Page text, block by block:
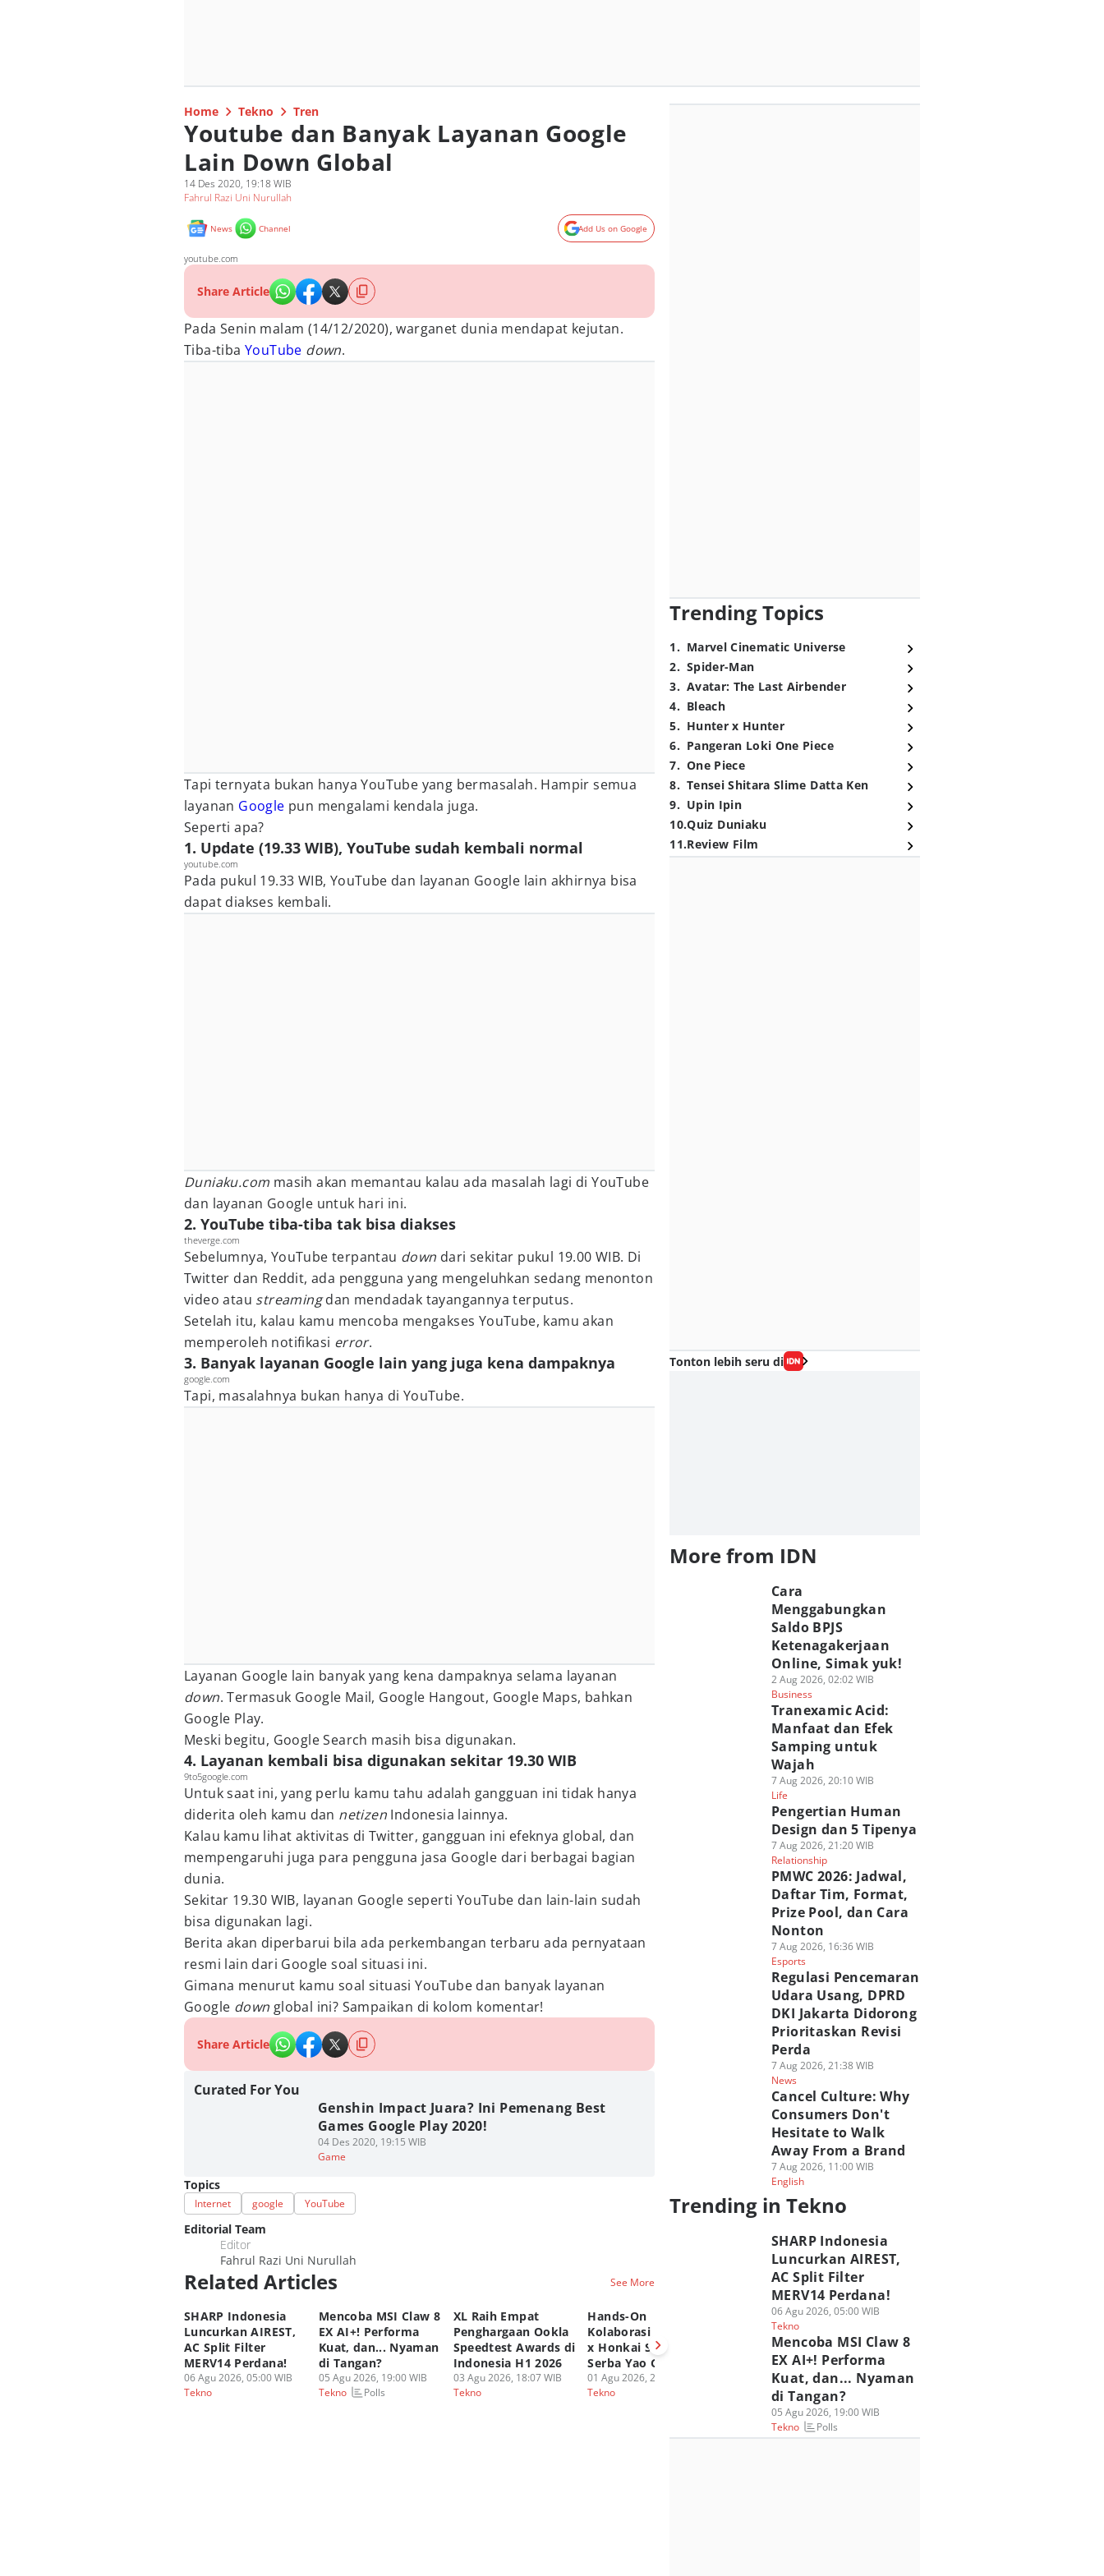
Home Tekno Tren
Youtube dan Banyak Layanan Google
Lain Down Global
14 Des 2020, 19:18 WIB
Fahrul Razi Uni Nurullah
News Channel Add Us on Google
youtube.com
Share Article
Pada Senin malam (14/12/2020), warganet dunia mendapat kejutan.
Tiba-tibaYouTube down.
Tapi ternyata bukan hanya YouTube yang bermasalah. Hampir semua
layanan Google pun mengalami kendala juga.
Seperti apa?
1. Update (19.33 WIB), YouTube sudah kembali normal
youtube.com
Pada pukul 19.33 WIB, YouTube dan layanan Google lain akhirnya bisa
dapat diakses kembali.
Duniaku.com masih akan memantau kalau ada masalah lagi di YouTube
dan layanan Google untuk hari ini.
2. YouTube tiba-tiba tak bisa diakses
theverge.com
Sebelumnya, YouTube terpantau down dari sekitar pukul 19.00 WIB. Di
Twitter dan Reddit, ada pengguna yang mengeluhkan sedang menonton
video atau streamingdan mendadak tayangannya terputus.
Setelah itu, kalau kamu mencoba mengakses YouTube, kamu akan
memperoleh notifikasi error.
3. Banyak layanan Google lain yang juga kena dampaknya
google.com
Tapi, masalahnya bukan hanya di YouTube.
Layanan Google lain banyak yang kena dampaknya selama layanan
down. Termasuk Google Mail, Google Hangout, Google Maps, bahkan
Google Play.
Meski begitu, Google Search masih bisa digunakan.
4. Layanan kembali bisa digunakan sekitar 19.30 WIB
9to5google.com
Untuk saat ini, yang perlu kamu tahu adalah gangguan ini tidak hanya
diderita oleh kamu dan netizen Indonesia lainnya.
Kalau kamu lihat aktivitas di Twitter, gangguan ini efeknya global, dan
mempengaruhi juga para pengguna jasa Google dari berbagai bagian
dunia.
Sekitar 19.30 WIB, layanan Google seperti YouTube dan lain-lain sudah
bisa digunakan lagi.
Berita akan diperbarui bila ada perkembangan terbaru ada pernyataan
resmi lain dari Google soal situasi ini.
Gimana menurut kamu soal situasi YouTube dan banyak layanan
Google down global ini? Sampaikan di kolom komentar!
Share Article
Curated For You
Genshin Impact Juara? Ini Pemenang Best
Games Google Play 2020!
04 Des 2020, 19:15 WIB
Game
Topics
Internet google YouTube
Editorial Team
Editor
Fahrul Razi Uni Nurullah
Related Articles See More
SHARP Indonesia
Luncurkan AIREST,
AC Split Filter
MERV14 Perdana!
06 Agu 2026, 05:00 WIB
Tekno
Mencoba MSI Claw 8
EX AI+! Performa
Kuat, dan... Nyaman
di Tangan?
05 Agu 2026, 19:00 WIB
Tekno
Polls
XL Raih Empat
Penghargaan Ookla
Speedtest Awards di
Indonesia H1 2026
03 Agu 2026, 18:07 WIB
Tekno
Hands-On
Kolaborasi UGREEN
x Honkai Star Rail,
Serba Yao Guang!
01 Agu 2026, 20:16 WIB
Tekno
ASUS ROG Hadirkan
Pengalaman Gaming
Epik di HoYo FEST
2026 Indonesia
30 Jul 2026, 17:30 WIB
ASUS ROG Gandeng
New Day, Intip
Kolaborasinya!
30 Jul 2026, 16:30 WIB
Trending Topics
1. Marvel Cinematic Universe
2. Spider-Man
3. Avatar: The Last Airbender
4. Bleach
5. Hunter x Hunter
6. Pangeran Loki One Piece
7. One Piece
8. Tensei Shitara Slime Datta Ken
9. Upin Ipin
10.Quiz Duniaku
11.Review Film
Tonton lebih seru di
More from IDN
Cara
Menggabungkan
Saldo BPJS
Ketenagakerjaan
Online, Simak yuk!
2 Aug 2026, 02:02 WIB
Business
Tranexamic Acid:
Manfaat dan Efek
Samping untuk
Wajah
7 Aug 2026, 20:10 WIB
Life
Pengertian Human
Design dan 5 Tipenya
7 Aug 2026, 21:20 WIB
Relationship
PMWC 2026: Jadwal,
Daftar Tim, Format,
Prize Pool, dan Cara
Nonton
7 Aug 2026, 16:36 WIB
Esports
Regulasi Pencemaran
Udara Usang, DPRD
DKI Jakarta Didorong
Prioritaskan Revisi
Perda
7 Aug 2026, 21:38 WIB
News
Cancel Culture: Why
Consumers Don't
Hesitate to Walk
Away From a Brand
7 Aug 2026, 11:00 WIB
English
Trending in Tekno
SHARP Indonesia
Luncurkan AIREST,
AC Split Filter
MERV14 Perdana!
06 Agu 2026, 05:00 WIB
Tekno
Mencoba MSI Claw 8
EX AI+! Performa
Kuat, dan... Nyaman
di Tangan?
05 Agu 2026, 19:00 WIB
Tekno
Polls